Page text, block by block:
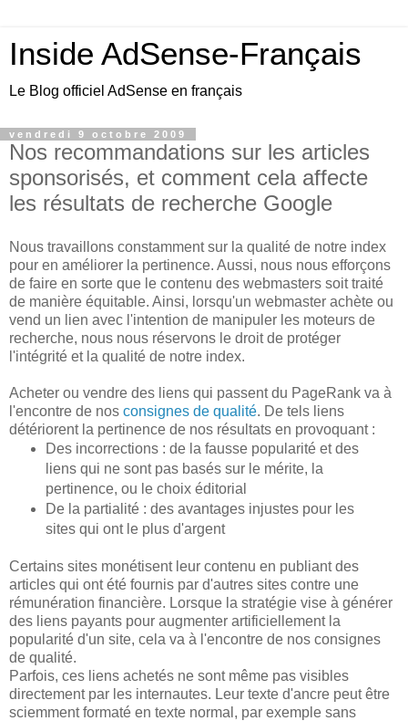
Inside AdSense-Français
Le Blog officiel AdSense en français
vendredi 9 octobre 2009
Nos recommandations sur les articles
sponsorisés, et comment cela affecte
les résultats de recherche Google
Nous travaillons constamment sur la qualité de notre index
pour en améliorer la pertinence. Aussi, nous nous efforçons
de faire en sorte que le contenu des webmasters soit traité
de manière équitable. Ainsi, lorsqu'un webmaster achète ou
vend un lien avec l'intention de manipuler les moteurs de
recherche, nous nous réservons le droit de protéger
l'intégrité et la qualité de notre index.
Acheter ou vendre des liens qui passent du PageRank va à
l'encontre de nos consignes de qualité. De tels liens
détériorent la pertinence de nos résultats en provoquant :
Des incorrections : de la fausse popularité et des
liens qui ne sont pas basés sur le mérite, la
pertinence, ou le choix éditorial
De la partialité : des avantages injustes pour les
sites qui ont le plus d'argent
Certains sites monétisent leur contenu en publiant des
articles qui ont été fournis par d'autres sites contre une
rémunération financière. Lorsque la stratégie vise à générer
des liens payants pour augmenter artificiellement la
popularité d'un site, cela va à l'encontre de nos consignes
de qualité.
Parfois, ces liens achetés ne sont même pas visibles
directement par les internautes. Leur texte d'ancre peut être
sciemment formaté en texte normal, par exemple sans